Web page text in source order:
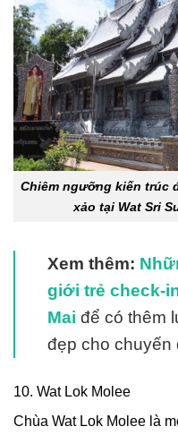
Chiêm ngưỡng kiến trúc
xảo tại Wat Sri
Xem thêm:
giới trẻ check-
Mai để có thêm
đẹp cho chuyến
10. Wat Lok Molee
Chùa Wat Lok Molee là